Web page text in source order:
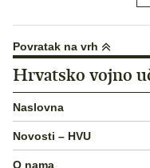
objava
Povratak na vrh
Hrvatsko vojno
Naslovna
Novosti – HVU
O nama